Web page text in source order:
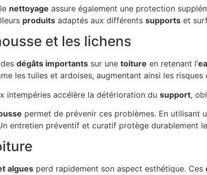
nettoyage assure également une protection
produits adaptés aux différents supports et
et les lichens
dégâts importants sur une toiture en retenant l’
les tuiles et ardoises, augmentant ainsi les risques
intempéries accélère la détérioration du support,
permet de prévenir ces problèmes. En utilisant
entretien préventif et curatif protège durablement le
algues perd rapidement son aspect esthétique. Ces